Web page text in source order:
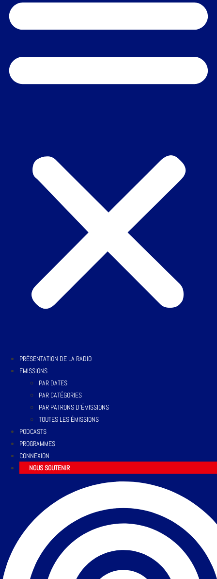
PRÉSENTATION DE LA RADIO
EMISSIONS
PAR DATES
PAR CATÉGORIES
PAR PATRONS D’ÉMISSIONS
TOUTES LES ÉMISSIONS
PODCASTS
PROGRAMMES
CONNEXION
NOUS SOUTENIR